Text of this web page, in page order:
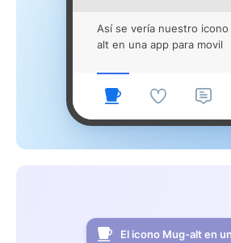
Así se vería nuestro
alt en una app para movil
El icono Mug-alt en